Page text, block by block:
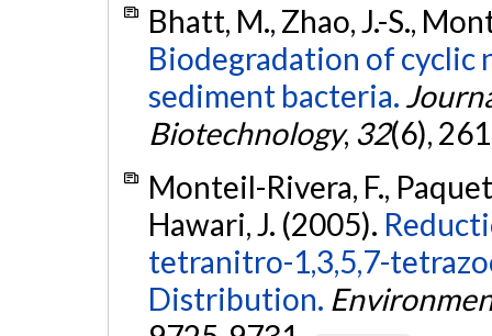
Bhatt, M., Zhao, J.-S.,
Biodegradation of cyclic
sediment bacteria.
Biotechnology, 32(6),
Monteil-Rivera, F.,
Hawari, J. (2005).
tetranitro-1,3,5,7-
Distribution.